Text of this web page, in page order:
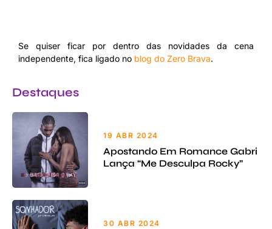
Se quiser ficar por dentro das novidades da cena
independente, fica ligado no blog do Zero Brava.
Destaques
19 ABR 2024
Apostando Em Romance Gabri
Lança “Me Desculpa Rocky”
30 ABR 2024